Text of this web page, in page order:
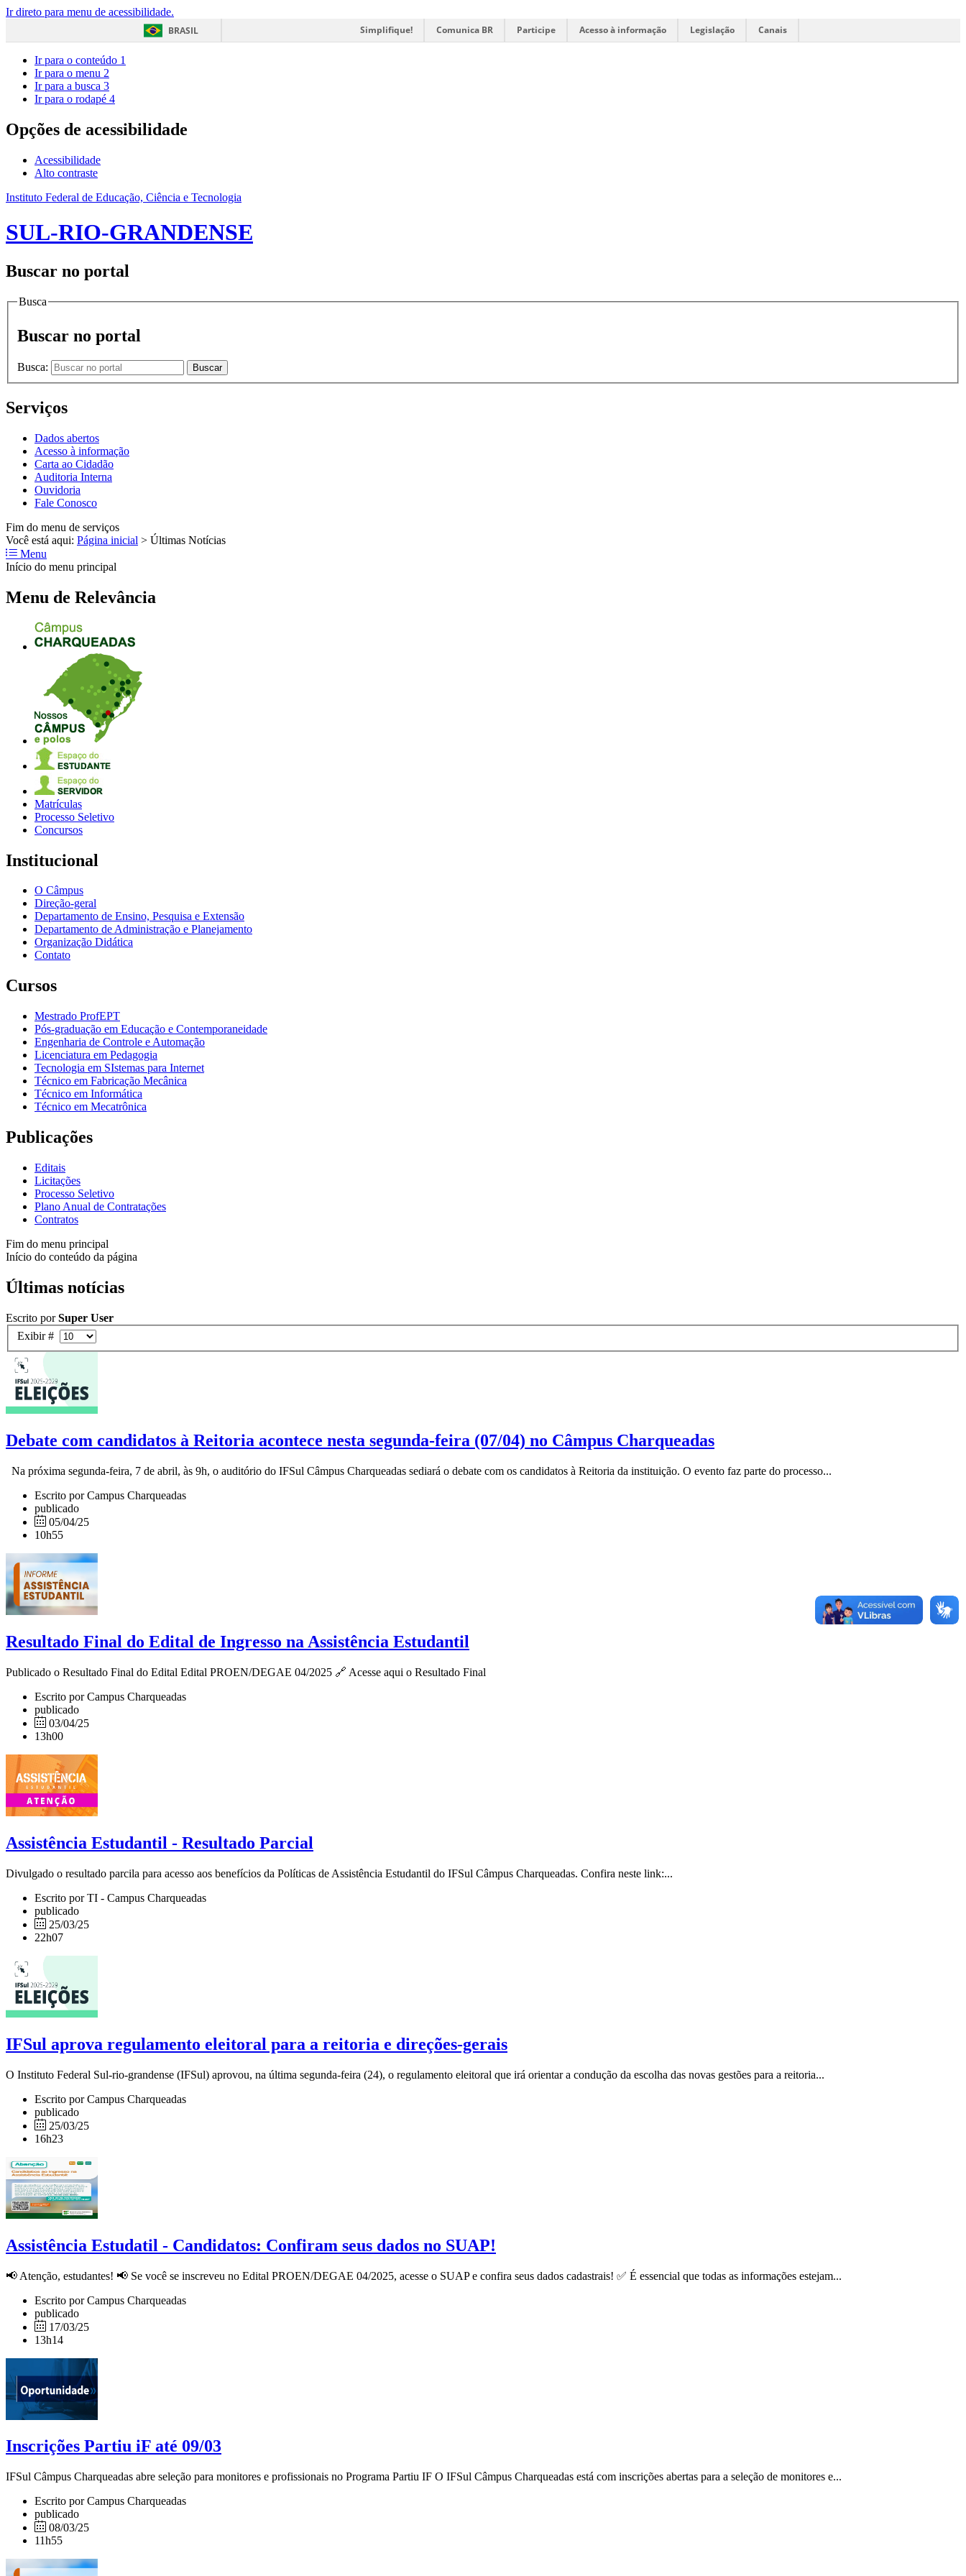
Ir direto para menu de acessibilidade.
BRASIL
Simplifique! Comunica BR Participe Acesso à informação Legislação Canais
Ir para o conteúdo 1
Ir para o menu 2
Ir para a busca 3
Ir para o rodapé 4
Opções de acessibilidade
Acessibilidade
Alto contraste
Instituto Federal de Educação, Ciência e Tecnologia
SUL-RIO-GRANDENSE
Buscar no portal
Busca
Buscar no portal
Busca: Buscar
Serviços
Dados abertos
Acesso à informação
Carta ao Cidadão
Auditoria Interna
Ouvidoria
Fale Conosco
Fim do menu de serviços
Você está aqui: Página inicial > Últimas Notícias
Menu
Início do menu principal
Menu de Relevância
Matrículas
Processo Seletivo
Concursos
Institucional
O Câmpus
Direção-geral
Departamento de Ensino, Pesquisa e Extensão
Departamento de Administração e Planejamento
Organização Didática
Contato
Cursos
Mestrado ProfEPT
Pós-graduação em Educação e Contemporaneidade
Engenharia de Controle e Automação
Licenciatura em Pedagogia
Tecnologia em SIstemas para Internet
Técnico em Fabricação Mecânica
Técnico em Informática
Técnico em Mecatrônica
Publicações
Editais
Licitações
Processo Seletivo
Plano Anual de Contratações
Contratos
Fim do menu principal
Início do conteúdo da página
Últimas notícias
Escrito porSuper User
Exibir #
Debate com candidatos à Reitoria acontece nesta segunda-feira (07/04) no Câmpus Charqueadas
Na próxima segunda-feira, 7 de abril, às 9h, o auditório do IFSul Câmpus Charqueadas sediará o debate com os candidatos à Reitoria da instituição. O evento faz parte do processo...
Escrito por Campus Charqueadas
publicado
05/04/25
10h55
Resultado Final do Edital de Ingresso na Assistência Estudantil
Publicado o Resultado Final do Edital Edital PROEN/DEGAE 04/2025 🔗 Acesse aqui o Resultado Final
Escrito por Campus Charqueadas
publicado
03/04/25
13h00
Assistência Estudantil - Resultado Parcial
Divulgado o resultado parcila para acesso aos benefícios da Políticas de Assistência Estudantil do IFSul Câmpus Charqueadas. Confira neste link:...
Escrito por TI - Campus Charqueadas
publicado
25/03/25
22h07
IFSul aprova regulamento eleitoral para a reitoria e direções-gerais
O Instituto Federal Sul-rio-grandense (IFSul) aprovou, na última segunda-feira (24), o regulamento eleitoral que irá orientar a condução da escolha das novas gestões para a reitoria...
Escrito por Campus Charqueadas
publicado
25/03/25
16h23
Assistência Estudatil - Candidatos: Confiram seus dados no SUAP!
📢 Atenção, estudantes! 📢 Se você se inscreveu no Edital PROEN/DEGAE 04/2025, acesse o SUAP e confira seus dados cadastrais! ✅ É essencial que todas as informações estejam...
Escrito por Campus Charqueadas
publicado
17/03/25
13h14
Inscrições Partiu iF até 09/03
IFSul Câmpus Charqueadas abre seleção para monitores e profissionais no Programa Partiu IF O IFSul Câmpus Charqueadas está com inscrições abertas para a seleção de monitores e...
Escrito por Campus Charqueadas
publicado
08/03/25
11h55